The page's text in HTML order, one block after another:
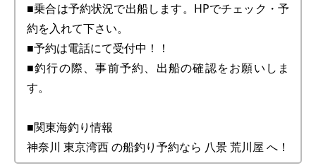
■乗合は予約状況で出船します。HPでチェック・予
約を入れて下さい。
■予約は電話にて受付中！！
■釣行の際、事前予約、出船の確認をお願いしま
す。
■関東海釣り情報
神奈川 東京湾西 の船釣り予約なら 八景 荒川屋 へ！